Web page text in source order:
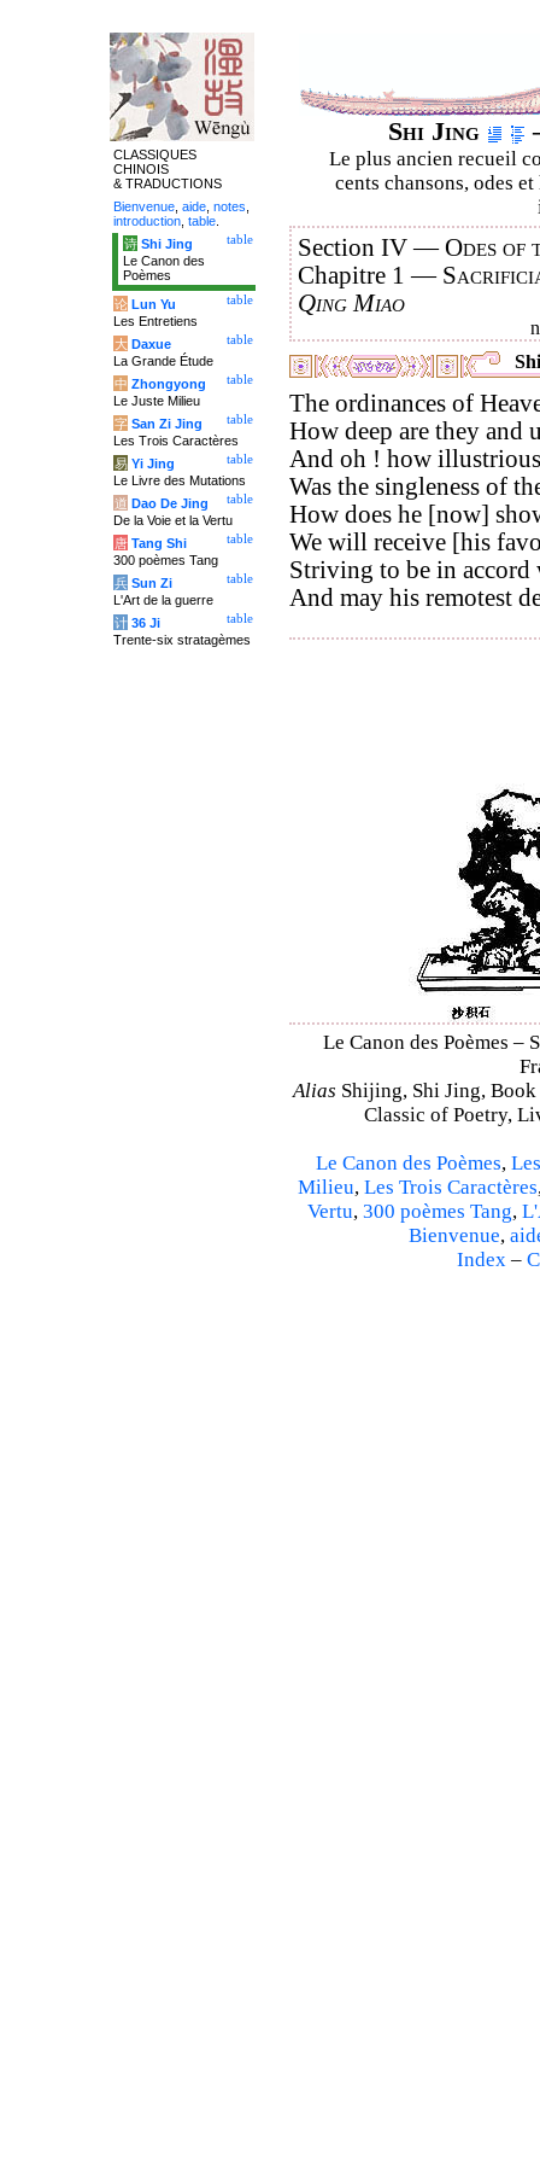
Shi Jing
Le plus ancien recueil
cents chansons, odes
Section IV —Odes of
Chapitre 1 —
Qing Miao
The ordinances of
How deep are they and
And oh ! how
Was the singleness of
How does he [now]
We will receive [his
Striving to be in
And may his remotest
Le Canon des Poèmes
Alias Shijing, Shi Jing,
Classic of Poetry,
Le Canon des Poèmes,
Milieu, Les Trois Caractères
Vertu, 300 poèmes Tang,
Bienvenue,
Index–
CLASSIQUES
CHINOIS
& TRADUCTIONS
Bienvenue aide notes
introduction table
table
诗 Shi Jing
Le Canon des
Poèmes
table
论 Lun Yu
Les Entretiens
table
大 Daxue
La Grande Étude
table
中 Zhongyong
Le Juste Milieu
table
字 San Zi Jing
Les Trois Caractères
table
易 Yi Jing
Le Livre des Mutations
table
道 Dao De Jing
De la Voie et la Vertu
table
唐 Tang Shi
300 poèmes Tang
table
兵 Sun Zi
L'Art de la guerre
table
计 36 Ji
Trente-six stratagèmes